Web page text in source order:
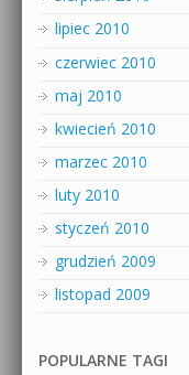
lipiec 2010
czerwiec 2010
maj 2010
kwiecień 2010
marzec 2010
luty 2010
styczeń 2010
grudzień 2009
listopad 2009
POPULARNE TAGI